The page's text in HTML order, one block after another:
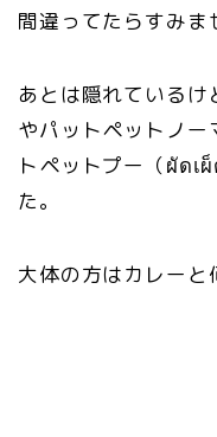
間違ってたらすみま
あとは隠れているけ
やパットペットノ
トペットプー（ผัดเ
た。
大体の方はカレーと